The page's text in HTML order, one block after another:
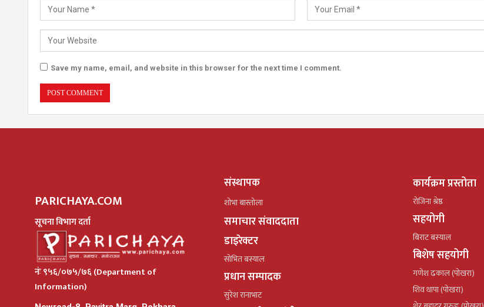
Save my name, email, and website in this browser for the next time I comment.
PARICHAYA.COM
सूचना विभाग दर्ता
नंः ९५६/०७५/७६ (Department of
Information)
संस्थापक
शोभा बास्तोला
समाचार संवाददाता
डाइरेक्टर
सोभित बस्याल
प्रधान सम्पादक
सुरेश रानाभाट
कार्यक्रम प्रस्तोता
रोजिना श्रेष्ठ
सहयोगी
बिराट बस्याल
बिशेष सहयोगी
गणेश ढकाल (पोखरा)
शिव थापा (पोखरा)